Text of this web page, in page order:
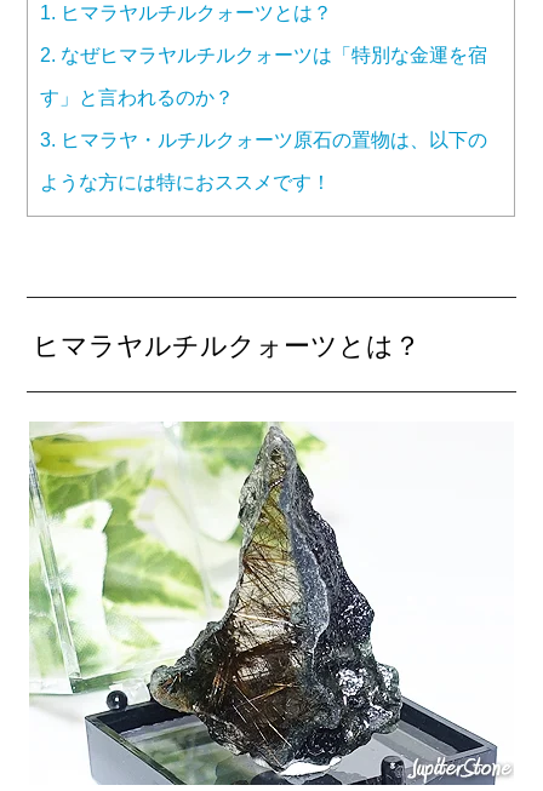
1. ヒマラヤルチルクォーツとは？
2. なぜヒマラヤルチルクォーツは「特別な金運を宿
す」と言われるのか？
3. ヒマラヤ・ルチルクォーツ原石の置物は、以下の
ような方には特におススメです！
ヒマラヤルチルクォーツとは？